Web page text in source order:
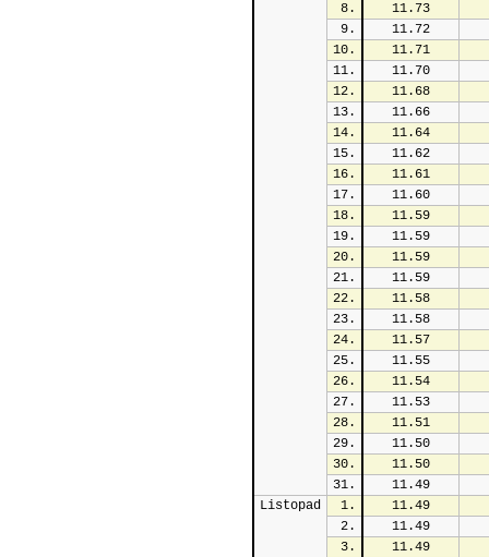
8.
11.73
9.
11.72
10.
11.71
11.
11.70
12.
11.68
13.
11.66
14.
11.64
15.
11.62
16.
11.61
17.
11.60
18.
11.59
19.
11.59
20.
11.59
21.
11.59
22.
11.58
23.
11.58
24.
11.57
25.
11.55
26.
11.54
27.
11.53
28.
11.51
29.
11.50
30.
11.50
31.
11.49
Listopad
1.
11.49
2.
11.49
3.
11.49